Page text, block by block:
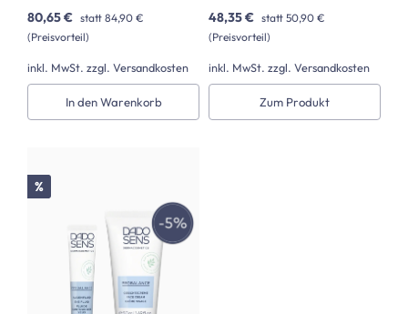
80,65 € statt 84,90 €
(Preisvorteil)
inkl. MwSt. zzgl. Versandkosten
In den Warenkorb
48,35 € statt 50,90 €
(Preisvorteil)
inkl. MwSt. zzgl. Versandkosten
Zum Produkt
Rabatt
%